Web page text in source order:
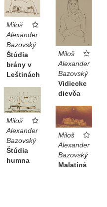
Miloš
Alexander
Bazovský
Štúdia
brány v
Leštinách
Miloš
Alexander
Bazovský
Vidiecke
dievča
Miloš
Alexander
Bazovský
Štúdia
humna
Miloš
Alexander
Bazovský
Malatiná